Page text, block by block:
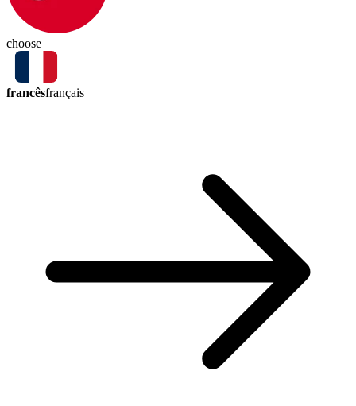
choose
francêsfrançais